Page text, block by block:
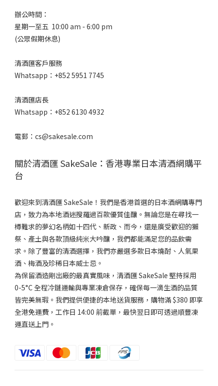
辦公時間：
星期一至五 10:00 am - 6:00 pm
(公眾假期休息)
清酒匯客戶服務
Whatsapp：+852 5951 7745
清酒匯店長
Whatsapp：+852 6130 4932
電郵：cs@sakesale.com
關於清酒匯 SakeSale：香港專業日本清酒網購平
台
歡迎來到清酒匯 SakeSale！我們是香港首選的日本酒網購專門
店，致力為本地酒迷搜羅過百款優質佳釀。無論您是在尋找一
樽難求的夢幻名柄如十四代、新政、而今，還是廣受歡迎的獺
祭、產土與各款頂級純米大吟釀，我們都能滿足您的品飲需
求。除了豐富的清酒選擇，我們亦嚴選多款日本燒酎、人氣果
酒、梅酒及珍稀日本威士忌。
為保留酒造剛出廠的最真實風味，清酒匯 SakeSale 堅持採用
0-5°C 全程冷鏈運輸與專業凍倉保存，確保每一滴生酒的品質
皆完美無瑕。我們提供便捷的本地送貨服務，購物滿 $380 即享
全港免運費，工作日 14:00 前截單，最快翌日即可透過順豐凍
運直送上門。